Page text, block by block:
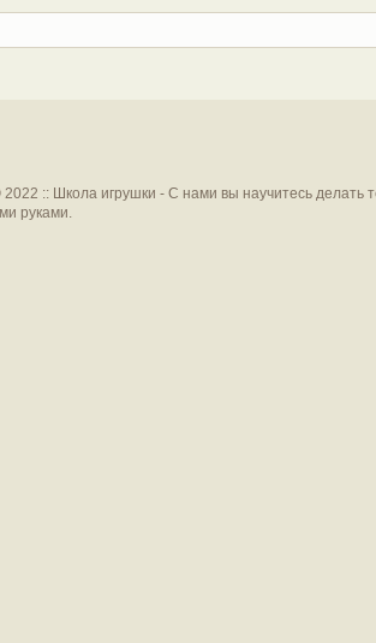
:: Школа игрушки - С нами вы научитесь делать
руками.